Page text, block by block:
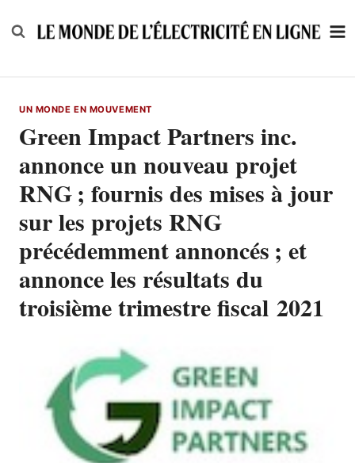
to
UN MONDE EN MOUVEMENT
Green Impact Partners inc.
annonce un nouveau projet
RNG ; fournis des mises à jour
sur les projets RNG
précédemment annoncés ; et
annonce les résultats du
troisième trimestre fiscal 2021